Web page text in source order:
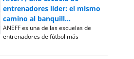
entrenadores líder: el mismo
camino al banquill...
ANEFF es una de las escuelas de
entrenadores de fútbol más